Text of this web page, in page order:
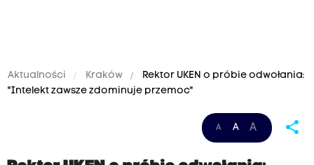
Aktualności Kraków
Rektor UKEN o próbie odwołania:
"Intelekt zawsze zdominuje przemoc"
A A A share